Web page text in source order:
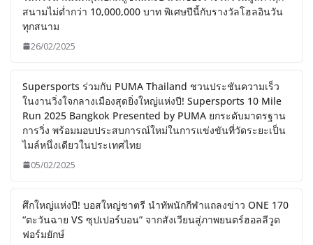
สนามไม่ต่ำกว่า 10,000,000 บาท พิเศษปีนี้กับรางวัลโฮลอินวัน
ทุกสนาม
26/02/2025
Supersports ร่วมกับ PUMA Thailand ชวนประชันความเร็ว
ในงานวิ่งใจกลางเมืองสุดยิ่งใหญ่แห่งปี! Supersports 10 Mile
Run 2025 Bangkok Presented by PUMA ยกระดับมาตรฐาน
การวิ่ง พร้อมมอบประสบการณ์ใหม่ในการแข่งขันที่วัดระยะเป็น
ไมล์หนึ่งเดียวในประเทศไทย
05/02/2025
ศึกใหญ่แห่งปี! บอสใหญ่ชาตรี นำทัพนักกีฬาแถลงข่าว ONE 170
“ตะวันฉาย VS ซุปเปอร์บอน” จากสังเวียนสู่ภาพยนตร์ฮอลลีวูด
ฟอร์มยักษ์